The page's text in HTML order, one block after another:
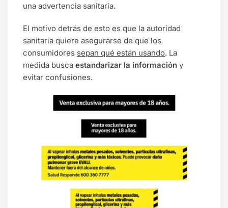
una advertencia sanitaria.
El motivo detrás de esto es que la autoridad
sanitaria quiere asegurarse de que los
consumidores sepan qué están usando. La
medida busca estandarizar la información y
evitar confusiones.